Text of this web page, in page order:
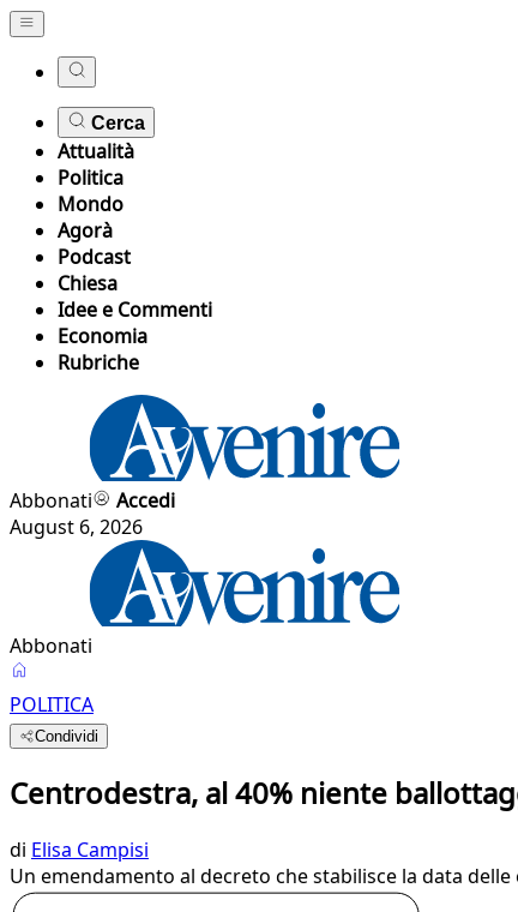
Cerca
Attualità
Politica
Mondo
Agorà
Podcast
Chiesa
Idee e Commenti
Economia
Rubriche
Abbonati
Accedi
August 6, 2026
Abbonati
POLITICA
Condividi
Centrodestra, al 40% niente
di Elisa Campisi
Un emendamento al decreto che stabilisce la data